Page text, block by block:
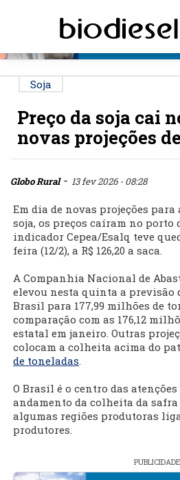
Soja
Preço da soja cai
novas projeções
Globo Rural- 13 fev 2026 - 08:28
Em dia de novas projeções
soja, os preços caíram no porto
indicador Cepea/Esalq teve
feira (12/2), a R$ 126,20 a saca.
A Companhia Nacional de
elevou nesta quinta a previsão
Brasil para 177,99 milhões de
comparação com as 176,12
estatal em janeiro. Outras
colocam a colheita acima do
de toneladas.
O Brasil é o centro das atenções
andamento da colheita da safra
algumas regiões produtoras
produtores.
PUBLICIDADE